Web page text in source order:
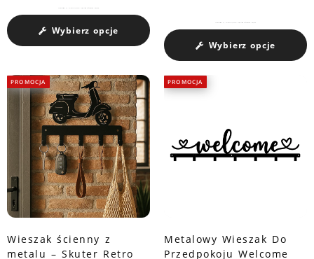
Wybierz opcje
Wybierz opcje
PROMOCJA
Wieszak ścienny z
metalu – Skuter Retro
PROMOCJA
Metalowy Wieszak Do
Przedpokoju Welcome